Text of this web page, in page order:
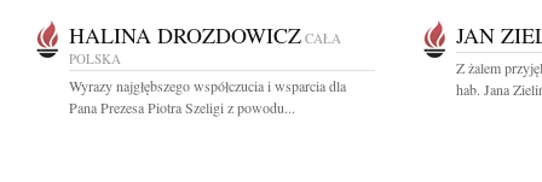
HALINA DROZDOWICZ CAŁA
POLSKA
Wyrazy najgłębszego współczucia i wsparcia dla
Pana Prezesa Piotra Szeligi z powodu...
JAN
Z żalem
hab. Jana